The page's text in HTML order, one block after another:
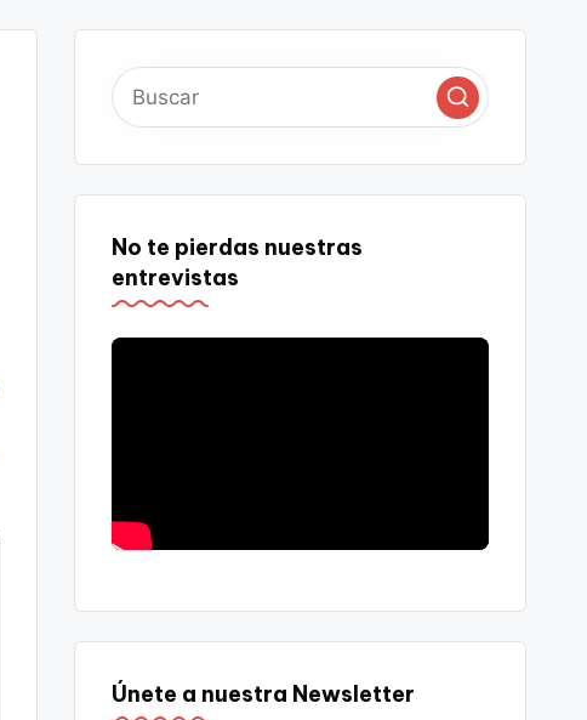
No te pierdas nuestras
entrevistas
Únete a nuestra Newsletter